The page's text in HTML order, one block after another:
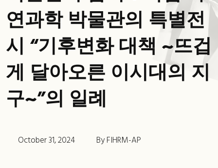
연과학 박물관의 특별전
시 “기후변화 대책 ~뜨겁
게 달아오른 이시대의 지
구~”의 일례
October 31, 2024 By FIHRM-AP